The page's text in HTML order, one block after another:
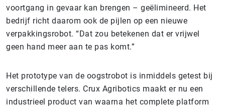
voortgang in gevaar kan brengen – geëlimineerd. Het
bedrijf richt daarom ook de pijlen op een nieuwe
verpakkingsrobot. “Dat zou betekenen dat er vrijwel
geen hand meer aan te pas komt.”
Het prototype van de oogstrobot is inmiddels getest bij
verschillende telers. Crux Agribotics maakt er nu een
industrieel product van waarna het complete platform